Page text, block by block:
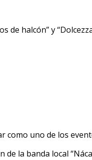
halcón” y
uno de los
la banda local